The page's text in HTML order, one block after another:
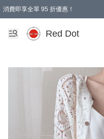
消費即享全單 95 折優惠！
Red Dot